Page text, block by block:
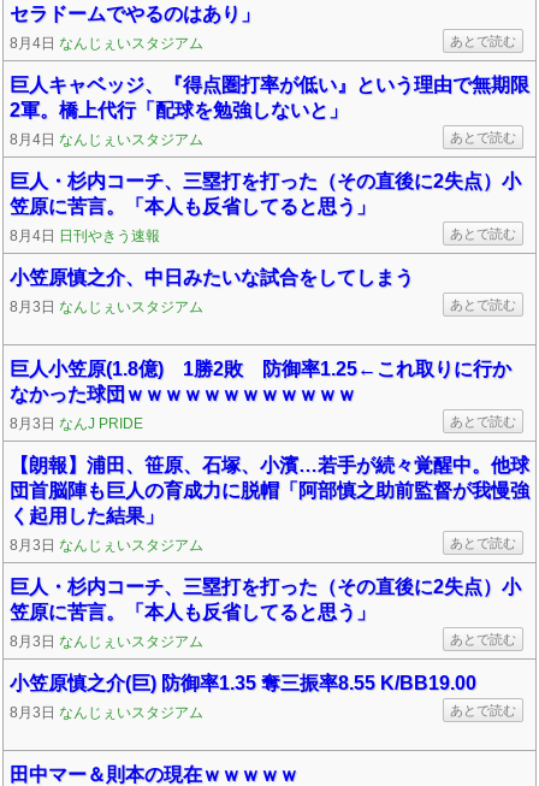
セラドームでやるのはあり」
8月4日 なんじぇいスタジアム あとで読む
巨人キャベッジ、『得点圏打率が低い』という理由で無期限
2軍。橋上代行「配球を勉強しないと」
8月4日 なんじぇいスタジアム あとで読む
巨人・杉内コーチ、三塁打を打った（その直後に2失点）小
笠原に苦言。「本人も反省してると思う」
8月4日 日刊やきう速報 あとで読む
小笠原慎之介、中日みたいな試合をしてしまう
8月3日 なんじぇいスタジアム あとで読む
巨人小笠原(1.8億) 1勝2敗 防御率1.25←これ取りに行か
なかった球団ｗｗｗｗｗｗｗｗｗｗｗｗ
8月3日 なんJ PRIDE あとで読む
【朗報】浦田、笹原、石塚、小濱…若手が続々覚醒中。他球
団首脳陣も巨人の育成力に脱帽「阿部慎之助前監督が我慢強
く起用した結果」
8月3日 なんじぇいスタジアム あとで読む
巨人・杉内コーチ、三塁打を打った（その直後に2失点）小
笠原に苦言。「本人も反省してると思う」
8月3日 なんじぇいスタジアム あとで読む
小笠原慎之介(巨) 防御率1.35 奪三振率8.55 K/BB19.00
8月3日 なんじぇいスタジアム あとで読む
田中マー＆則本の現在ｗｗｗｗｗ